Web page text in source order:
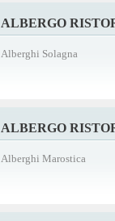
ALBERGO
Alberghi Solagna
ALBERGO
Alberghi Marostica